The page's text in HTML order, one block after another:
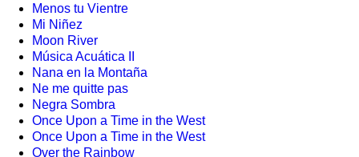
Menos tu Vientre
Mi Niñez
Moon River
Música Acuática II
Nana en la Montaña
Ne me quitte pas
Negra Sombra
Once Upon a Time in the West
Once Upon a Time in the West
Over the Rainbow